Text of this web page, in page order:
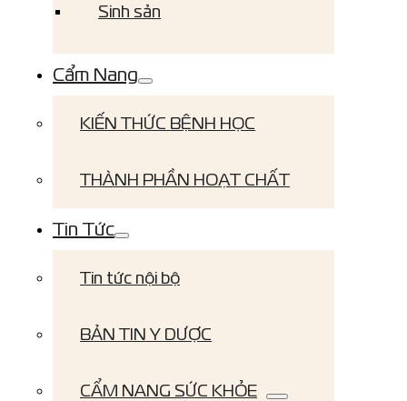
Sinh sản
Cẩm Nang
KIẾN THỨC BỆNH HỌC
THÀNH PHẦN HOẠT CHẤT
Tin Tức
Tin tức nội bộ
BẢN TIN Y DƯỢC
CẨM NANG SỨC KHỎE